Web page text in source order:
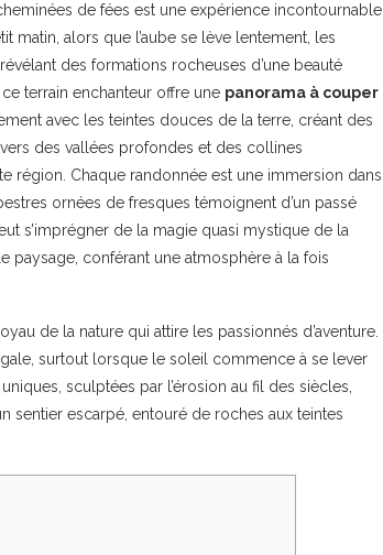
de fées est une expérience incontournable
matin, alors que l’aube se lève lentement, les
des formations rocheuses d’une beauté
terrain enchanteur offre une panorama à couper
avec les teintes douces de la terre, créant des
des vallées profondes et des collines
région. Chaque randonnée est une immersion dans
ornées de fresques témoignent d’un passé
s’imprégner de la magie quasi mystique de la
paysage, conférant une atmosphère à la fois
de la nature qui attire les passionnés d’aventure.
surtout lorsque le soleil commence à se lever
sculptées par l’érosion au fil des siècles,
sentier escarpé, entouré de roches aux teintes